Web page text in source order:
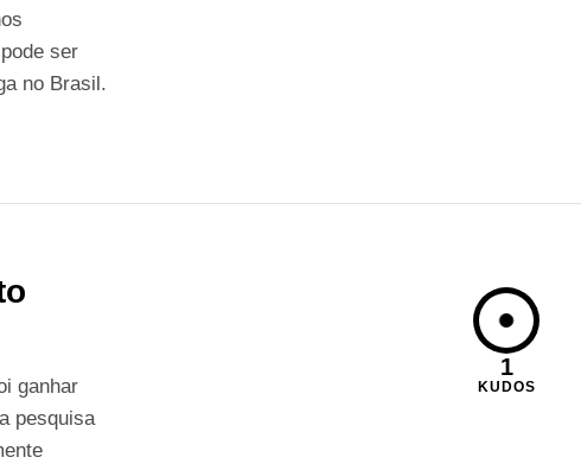
ser
no Brasil.
ganhar
pesquisa
1
KUDOS